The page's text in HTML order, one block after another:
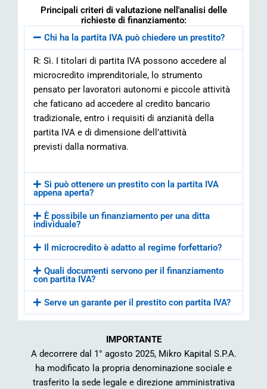
Principali criteri di valutazione nell'analisi delle
richieste di finanziamento:
Chi ha la partita IVA può chiedere un prestito?
R: Sì. I titolari di partita IVA possono accedere al
microcredito imprenditoriale, lo strumento
pensato per lavoratori autonomi e piccole attività
che faticano ad accedere al credito bancario
tradizionale, entro i requisiti di anzianità della
partita IVA e di dimensione dell’attività
previsti dalla normativa.
Si può ottenere un prestito con la partita IVA
appena aperta?
È possibile un finanziamento per una ditta
individuale?
Il microcredito è adatto al regime forfettario?
Quali documenti servono per il finanziamento
con partita IVA?
Serve un garante per il prestito con partita IVA?
IMPORTANTE
A decorrere dal 1° agosto 2025, Mikro Kapital S.P.A.
ha modificato la propria denominazione sociale e
trasferito la sede legale e direzione amministrativa